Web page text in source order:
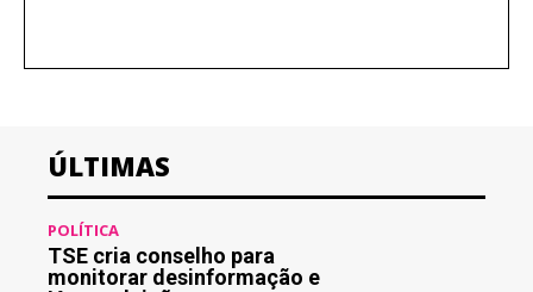
ÚLTIMAS
POLÍTICA
TSE cria conselho para
monitorar desinformação e